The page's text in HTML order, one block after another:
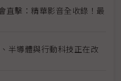
直擊：精華影音全收錄！最
半導體與行動科技正在改